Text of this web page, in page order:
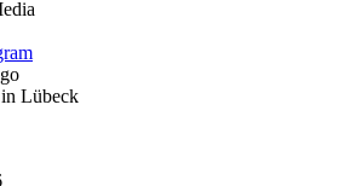
Lübeck